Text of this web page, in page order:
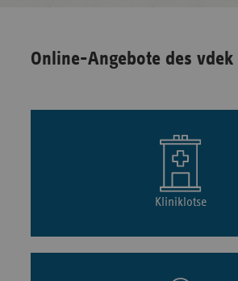
Online-Angebote des vdek
Kliniklotse